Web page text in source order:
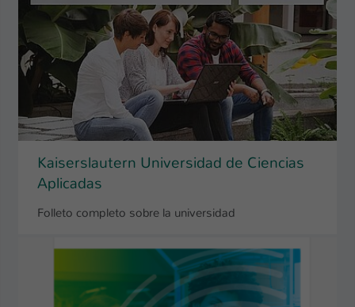
Kaiserslautern Universidad de Ciencias
Aplicadas
Folleto completo sobre la universidad